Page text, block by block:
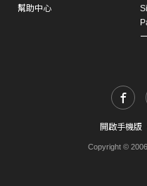
幫助中心
開啟手機版
Copyright ©